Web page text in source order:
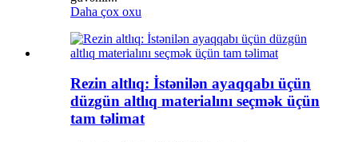
Daha çox oxu
Rezin altlıq: İstənilən ayaqqabı üçün
düzgün altlıq materialını seçmək üçün
tam təlimat